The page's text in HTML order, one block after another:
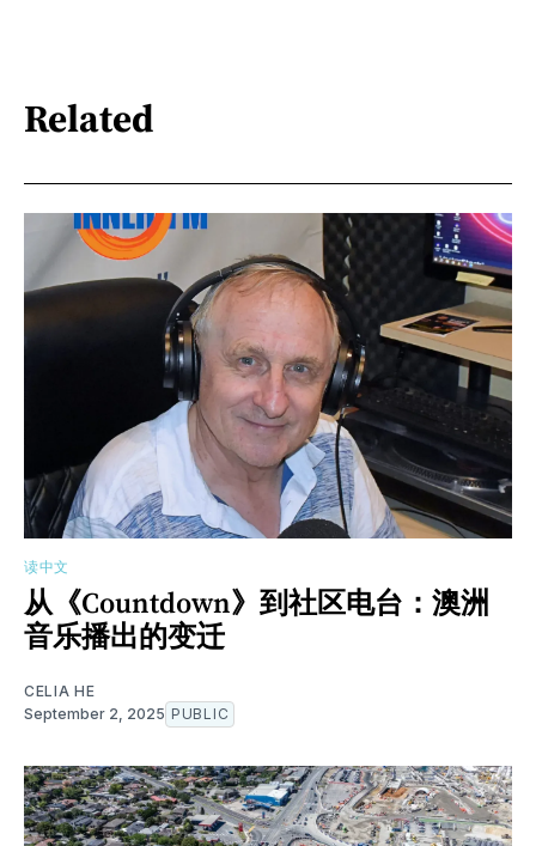
Related
读中文
从《Countdown》到社区电台：澳洲
音乐播出的变迁
CELIA HE
September 2, 2025 PUBLIC